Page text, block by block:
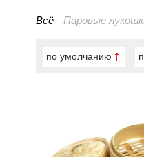
Всё Паровые
по умолчанию